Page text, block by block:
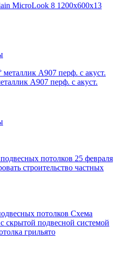
MicroLook 8 1200x600x13
А907 перф. с акуст.
потолков 25 февраля
строительство частных
потолков Схема
скрытой подвесной системой
грильято